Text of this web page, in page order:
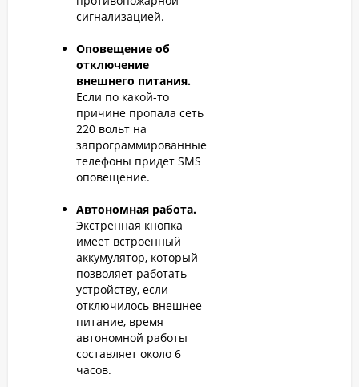
сигнализацией.
Оповещение об
отключение
внешнего питания.
Если по какой-то
причине пропала сеть
220 вольт на
запрограммированные
телефоны придет SMS
оповещение.
Автономная работа.
Экстренная кнопка
имеет встроенный
аккумулятор, который
позволяет работать
устройству, если
отключилось внешнее
питание, время
автономной работы
составляет около 6
часов.